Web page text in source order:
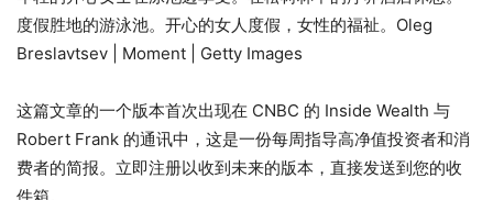
度假胜地的游泳池。开心的女人度假，女性的福祉。Oleg
Breslavtsev | Moment | Getty Images
这篇文章的一个版本首次出现在 CNBC 的 Inside Wealth 与
Robert Frank 的通讯中，这是一份每周指导高净值投资者和消
费者的简报。立即注册以收到未来的版本，直接发送到您的收